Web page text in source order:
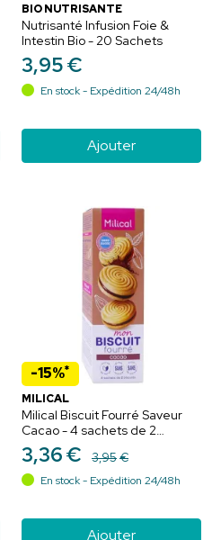
BIO NUTRISANTÉ
Nutrisanté Infusion Foie &
Intestin Bio - 20 Sachets
3,95€
En stock - Expédition 24/48h
Ajouter
-15%*
MILICAL
Milical Biscuit Fourré Saveur
Cacao - 4 sachets de 2
biscuits diététiques sans
sucres ajoutés
3,36€ 3,95€
En stock - Expédition 24/48h
Ajouter